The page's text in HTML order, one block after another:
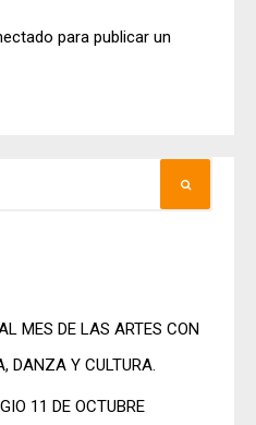
para publicar un
MES DE LAS ARTES CON
DANZA Y CULTURA.
11 DE OCTUBRE